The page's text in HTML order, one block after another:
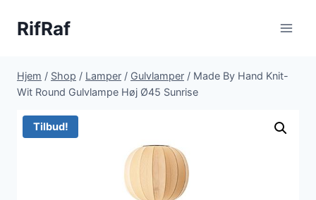
RifRaf
Hjem / Shop / Lamper / Gulvlamper / Made By Hand Knit-
Wit Round Gulvlampe Høj Ø45 Sunrise
Tilbud!